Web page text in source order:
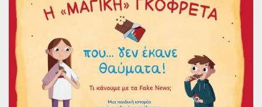
Παγκόσμια Ποίηση
Βιβλία για Παιδιά
Εφηβική Λογοτεχνία
Ελληνικό Θέατρο